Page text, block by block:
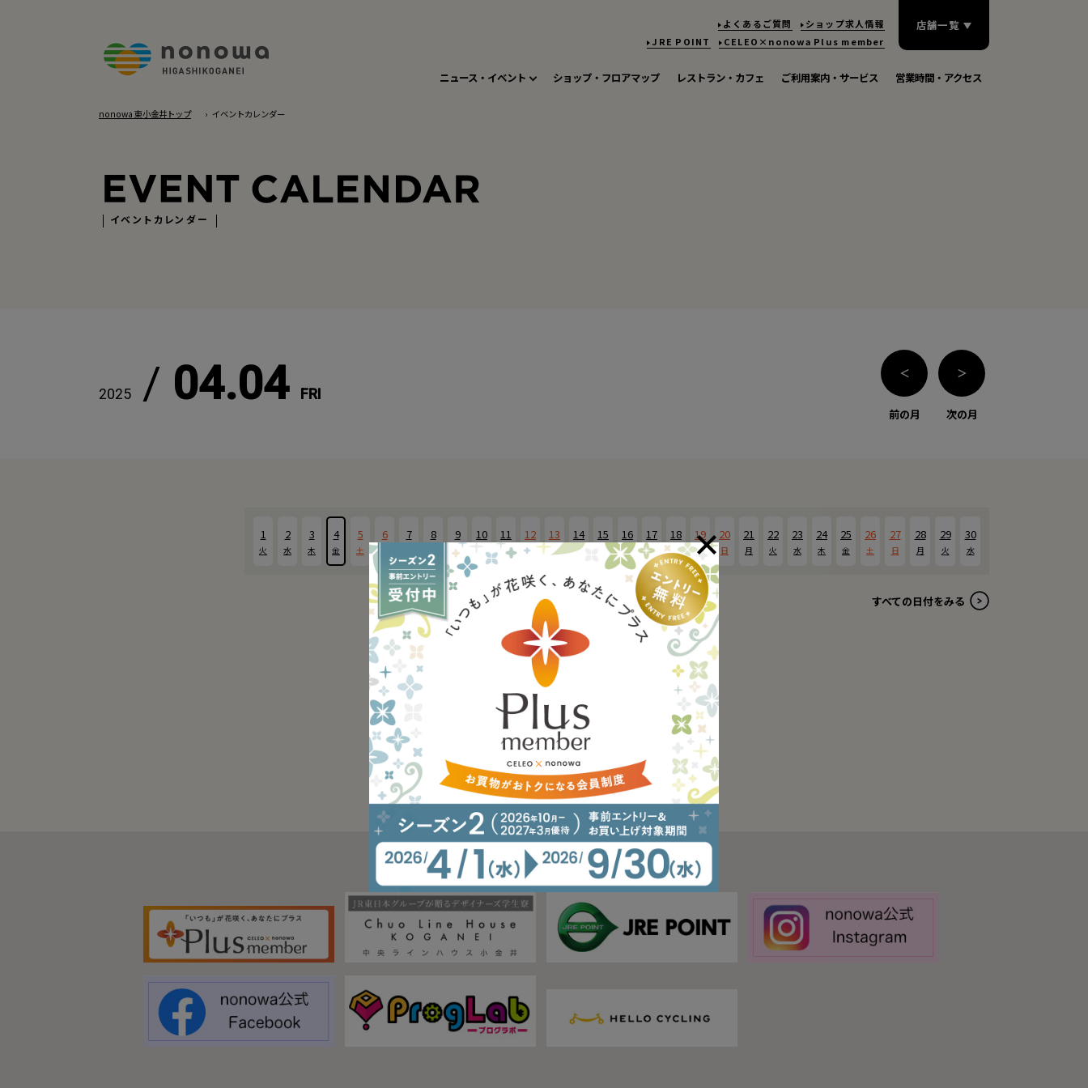
ニュース・イベント ショップ・フロアマップ レストラン・カフェ ご利用案内・サービス 営業時間・アクセス
よくあるご質問
ショップ求人情報
JRE POINT
CELEO×nonowa Plus member
店舗一覧
nonowa 東小金井トップ イベントカレンダー
イベントカレンダー
2025 / 04.04 FRI
＜
前の月
＞
次の月
1
火
2
水
3
木
4
金
5
土
6 7 8 9
水
10 11
金
12
土
13
日
14
月
15
火
16
水
17
木
18
金
19
土
20
日
21
月
22
火
23
水
24
木
25
金
26
土
27
日
28
月
29
火
30
水
すべての日付をみる
現在、掲載する情報はございません。
イベント一覧へ